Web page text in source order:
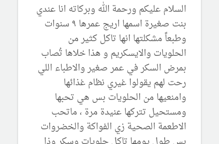
السلام عليكم ورحمة الله وبركاته انا عندي
بنت صغيرة اسمها اريج عمرها ٩ سنوات
وطبعاً مشكلتها انها تاكل كثير من
الحلويات والايسكريم و هذا خلاها تُصاب
بمرض السكر في عمر صغير والاطباء اللي
رحت لهم يقولوا غيري نظام غذائها
وامنعيها من الحلويات بس هي تحبها
ومستحيل تتركها عنيدة مرة ، ماتحب
الاطعمة الصحية زي الفواكة والخضروات